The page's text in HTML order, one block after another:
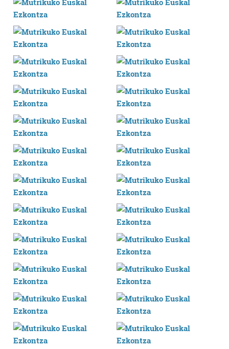
produktuak garatzeko. Zure datuak nork eta zertarako
erabiltzen dituen hauta dezakezu.
Bazkide batzuek ez dizute baimenik eskatzen, eta beren
interes komertzial legitimoetan babesten dira. Ikusi gure
bazkideen zerrenda, beren ustez zein helburutarako
duten interes legitimoa eta horren aurka nola egin
Lortu zure datu pertsonalak prozesatzeko moduari
buruzko informazio gehiago eta ezarri zure lehentasunak
datuen atalean. Edozein unetan alda edo ken dezakezu
zure baimena Cookieen adierazpenean.
Webgune honek cookie propioak eta hirugarrenen cookie-
fitxategiak erabiltzen ditu. Zure esperientzia eta
zerbitzuak hobetzeko asmoz, cookie teknologiaz
baliatzen gara. Ohar hau onartuz gero, teknologia hori
erabiltzeko baimen esplizitua ematen diguzu.
irakurri